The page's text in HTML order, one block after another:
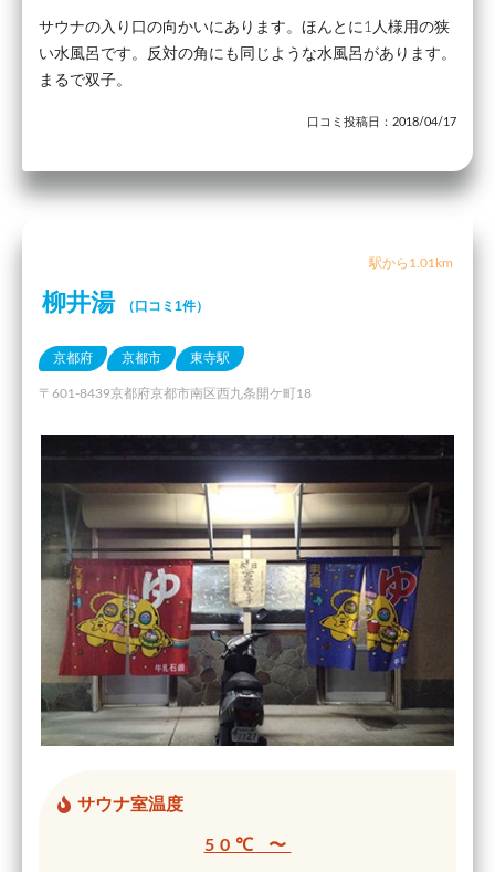
サウナの入り口の向かいにあります。ほんとに1人様用の狭
い水風呂です。反対の角にも同じような水風呂があります。
まるで双子。
口コミ投稿日：2018/04/17
駅から1.01km
柳井湯 （口コミ1件）
京都府 京都市 東寺駅
〒601-8439京都府京都市南区西九条開ケ町18
サウナ室温度
50℃ 〜